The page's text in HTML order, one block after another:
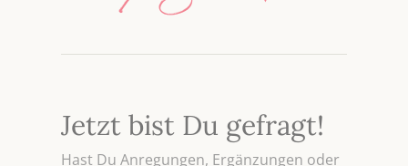
Jetzt bist Du gefragt!
Hast Du Anregungen, Ergänzungen oder